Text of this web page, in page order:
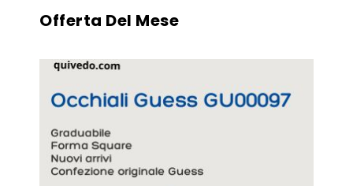
Offerta Del Mese